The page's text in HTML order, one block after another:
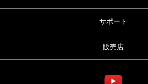
サポート
販売店